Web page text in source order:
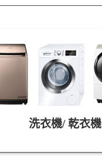
洗衣機/ 乾衣機